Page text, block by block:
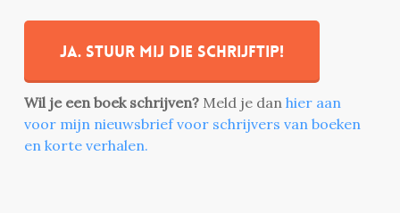
Ja. stuur mij die schrijftip!
Wil je een boek schrijven? Meld je dan hier aan
voor mijn nieuwsbrief voor schrijvers van boeken
en korte verhalen.